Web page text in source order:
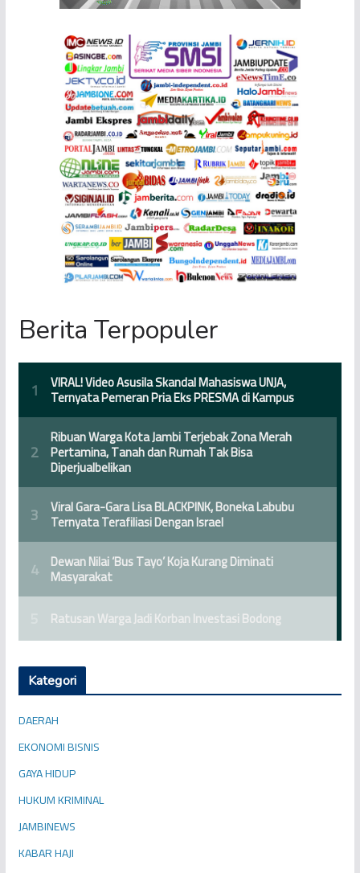
Berita Terpopuler
Kategori
DAERAH
EKONOMI BISNIS
GAYA HIDUP
HUKUM KRIMINAL
JAMBINEWS
KABAR HAJI